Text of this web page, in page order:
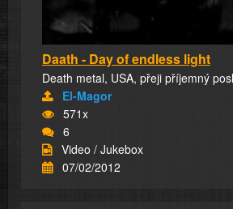
Daath - Day of endless light
Death metal, USA, přeji příjemný
El-Magor
571x
6
Video / Jukebox
07/02/2012